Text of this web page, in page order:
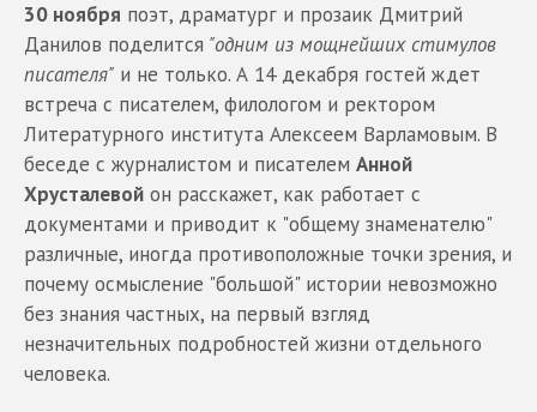
30 ноября поэт, драматург и прозаик Дмитрий
Данилов поделится "одним из мощнейших стимулов
писателя" и не только. А 14 декабря гостей ждет
встреча с писателем, филологом и ректором
Литературного института Алексеем Варламовым. В
беседе с журналистом и писателем Анной
Хрусталевой он расскажет, как работает с
документами и приводит к "общему знаменателю"
различные, иногда противоположные точки зрения, и
почему осмысление "большой" истории невозможно
без знания частных, на первый взгляд
незначительных подробностей жизни отдельного
человека.